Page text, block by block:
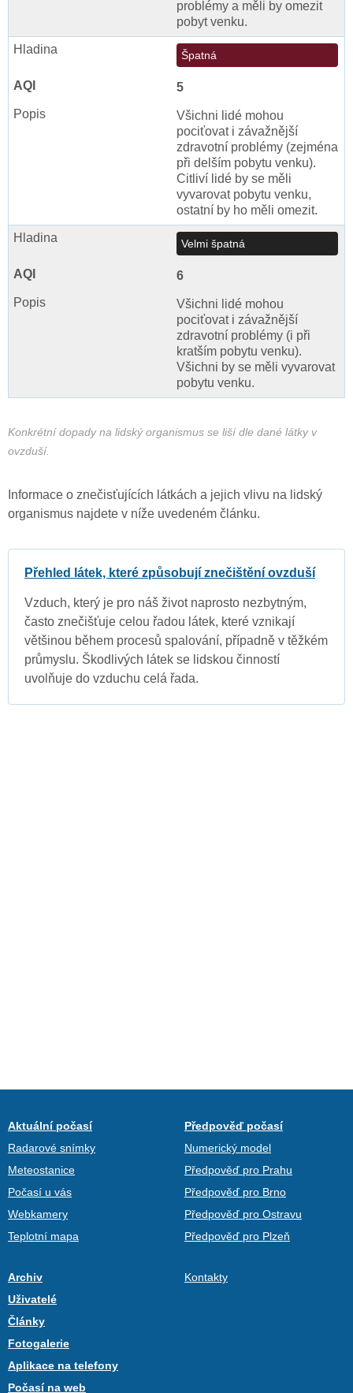
problémy a měli by omezit
pobyt venku.
Špatná
5
Všichni lidé mohou
pociťovat i závažnější
zdravotní problémy (zejména
při delším pobytu venku).
Citliví lidé by se měli
vyvarovat pobytu venku,
ostatní by ho měli omezit.
Velmi špatná
6
Všichni lidé mohou
pociťovat i závažnější
zdravotní problémy (i při
kratším pobytu venku).
Všichni by se měli vyvarovat
pobytu venku.
Konkrétní dopady na lidský organismus se liší dle dané látky v
ovzduší.
Informace o znečisťujících látkách a jejich vlivu na lidský
organismus najdete v níže uvedeném článku.
Přehled látek, které způsobují znečištění ovzduší
Vzduch, který je pro náš život naprosto nezbytným,
často znečišťuje celou řadou látek, které vznikají
většinou během procesů spalování, případně v těžkém
průmyslu. Škodlivých látek se lidskou činností
uvolňuje do vzduchu celá řada.
Aktuální počasí
Radarové snímky
Meteostanice
Počasí u vás
Webkamery
Teplotní mapa
Předpověď počasí
Numerický model
Předpověď pro Prahu
Předpověď pro Brno
Předpověď pro Ostravu
Předpověď pro Plzeň
Archiv
Uživatelé
Články
Fotogalerie
Aplikace na telefony
Počasí na web
Kontakty